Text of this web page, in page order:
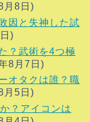
月8日)
因と失神した試
)
？武術を4つ極
8月7日)
オタクは誰？職
月5日)
？アイコンは